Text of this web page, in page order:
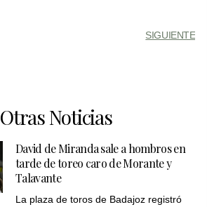
SIGUIENTE
Otras Noticias
David de Miranda sale a hombros en
tarde de toreo caro de Morante y
Talavante
La plaza de toros de Badajoz registró